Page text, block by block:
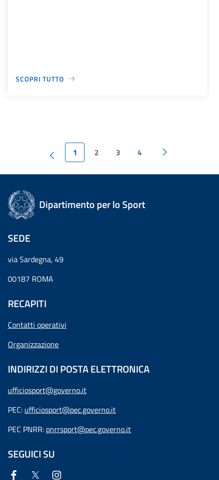
SCOPRI TUTTO
1 2 3 4
Dipartimento per lo Sport
SEDE
via Sardegna, 49
00187 ROMA
RECAPITI
Contatti operativi
Organizzazione
INDIRIZZI DI POSTA ELETTRONICA
ufficiosport@governo.it
PEC: ufficiosport@pec.governo.it
PEC PNRR: pnrrsport@pec.governo.it
SEGUICI SU